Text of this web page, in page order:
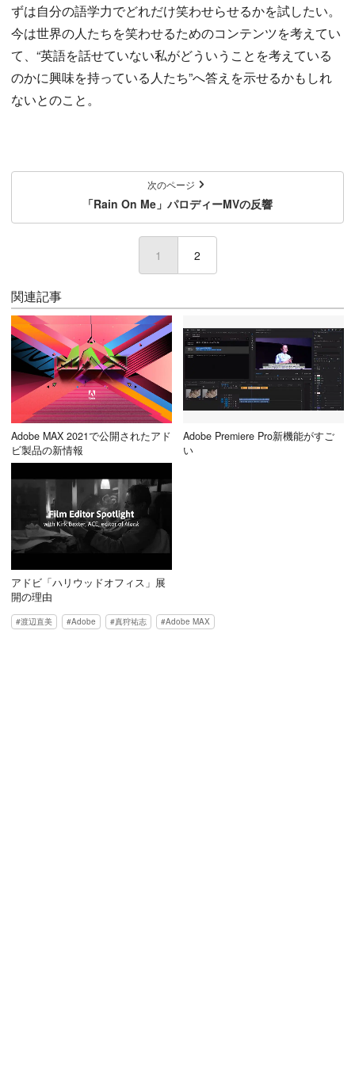
ずは自分の語学力でどれだけ笑わせらせるかを試したい。
今は世界の人たちを笑わせるためのコンテンツを考えてい
て、“英語を話せていない私がどういうことを考えている
のかに興味を持っている人たち”へ答えを示せるかもしれ
ないとのこと。
次のページ
「Rain On Me」パロディーMVの反響
1 (current)
2
関連記事
Adobe MAX 2021で公開されたアド
ビ製品の新情報
Adobe Premiere Pro新機能がすご
い
アドビ「ハリウッドオフィス」展
開の理由
渡辺直美 Adobe 真狩祐志 Adobe MAX